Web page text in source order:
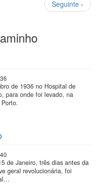
Próxima
página
Seguinte ›
de 1936 no Hospital de
para onde foi levado, na
de Janeiro, três dias antes da
geral revolucionária, foi